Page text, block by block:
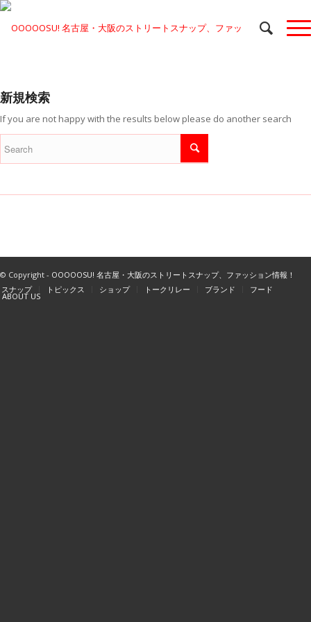
新規検索
If you are not happy with the results below please do another search
© Copyright - OOOOOSU! 名古屋・大阪のストリートスナップ、ファッション情報！
スナップ
トピックス ショップ トークリレー ブランド フード
ABOUT US